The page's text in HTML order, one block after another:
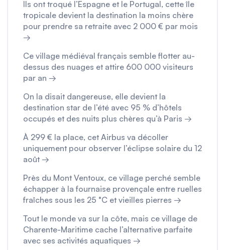
Ils ont troqué l’Espagne et le Portugal, cette île
tropicale devient la destination la moins chère
pour prendre sa retraite avec 2 000 € par mois
→
Ce village médiéval français semble flotter au-
dessus des nuages et attire 600 000 visiteurs
par an →
On la disait dangereuse, elle devient la
destination star de l’été avec 95 % d’hôtels
occupés et des nuits plus chères qu’à Paris →
À 299 € la place, cet Airbus va décoller
uniquement pour observer l’éclipse solaire du 12
août →
Près du Mont Ventoux, ce village perché semble
échapper à la fournaise provençale entre ruelles
fraîches sous les 25 °C et vieilles pierres →
Tout le monde va sur la côte, mais ce village de
Charente-Maritime cache l’alternative parfaite
avec ses activités aquatiques →